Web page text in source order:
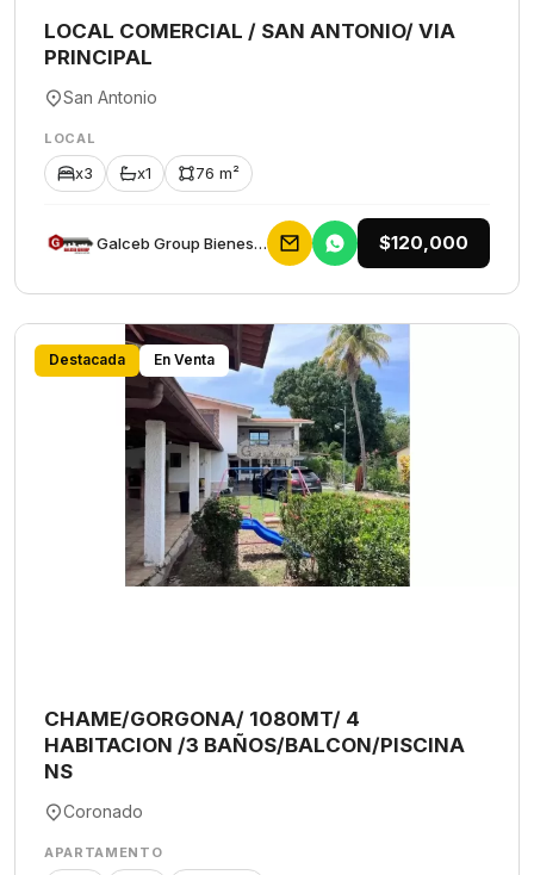
LOCAL COMERCIAL / SAN ANTONIO/ VIA
PRINCIPAL
San Antonio
LOCAL
x3 x1 76 m²
Galceb Group Bienes Raices $120,000
Destacada En Venta
CHAME/GORGONA/ 1080MT/ 4
HABITACION /3 BAÑOS/BALCON/PISCINA
NS
Coronado
APARTAMENTO